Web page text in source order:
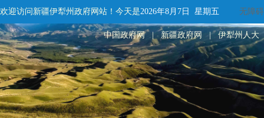
欢迎访问新疆伊犁州政府网站！ 今天是2026年8月7日 星期五 无障碍
中国政府网 | 新疆政府网 | 伊犁州人大